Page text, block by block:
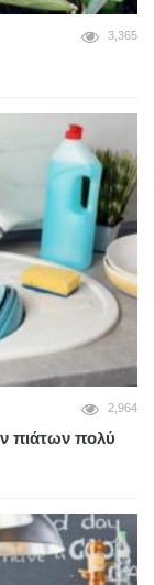
3,365
2,964
πιάτων πολύ